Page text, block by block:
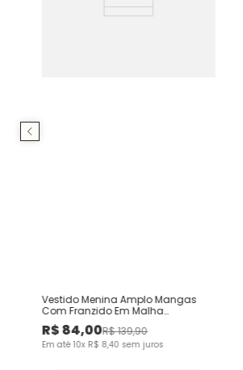
Vestido Menina Amplo Mangas
Com Franzido Em Malha
Texturizada - Carinhoso
R$84,00R$139,90
Em até10xR$ 8,40 sem juros